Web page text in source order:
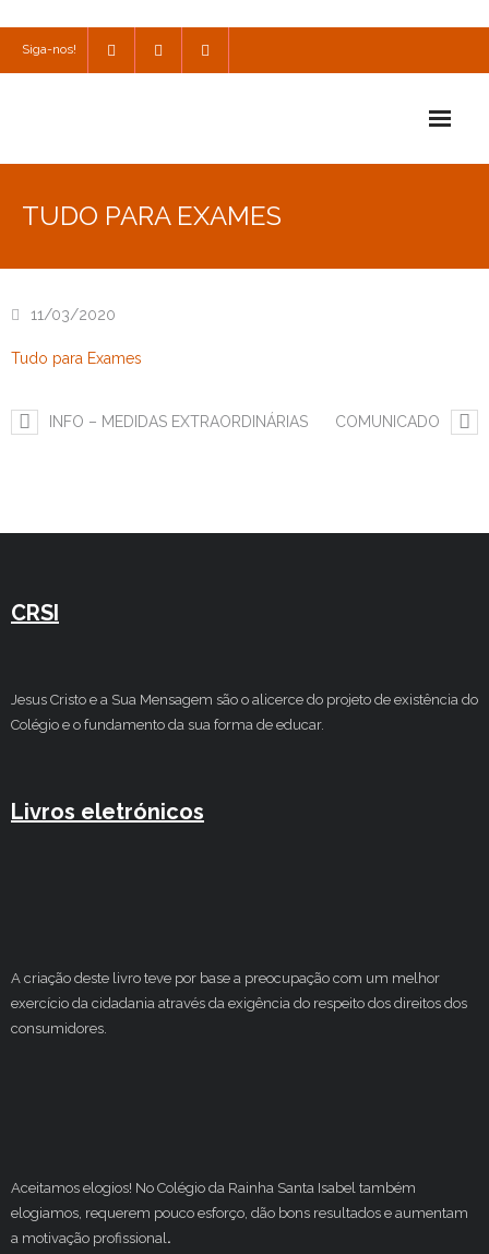
Siga-nos!
SPO
TUDO PARA EXAMES
11/03/2020
Tudo para Exames
INFO – MEDIDAS EXTRAORDINÁRIAS COMUNICADO
CRSI
Jesus Cristo e a Sua Mensagem são o alicerce do projeto de existência do
Colégio e o fundamento da sua forma de educar.
Livros eletrónicos
A criação deste livro teve por base a preocupação com um melhor
exercício da cidadania através da exigência do respeito dos direitos dos
consumidores.
Aceitamos elogios! No Colégio da Rainha Santa Isabel também
elogiamos, requerem pouco esforço, dão bons resultados e aumentam
a motivação profissional.